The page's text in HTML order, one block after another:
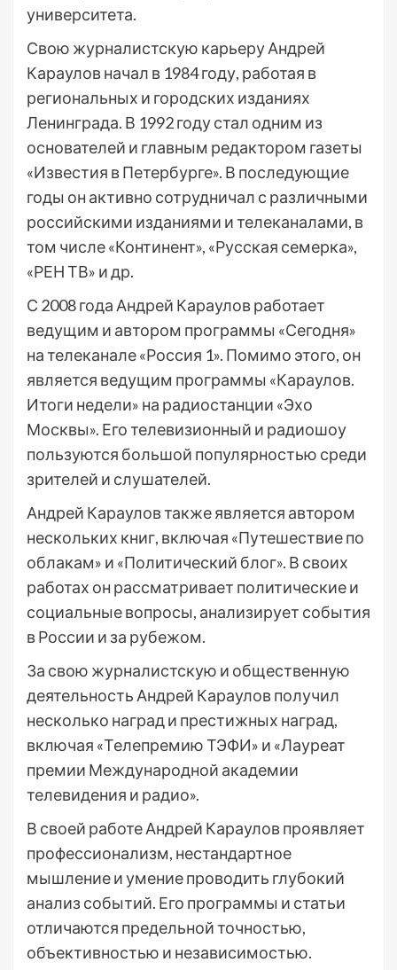
университета.
Свою журналистскую карьеру Андрей
Караулов начал в 1984 году, работая в
региональных и городских изданиях
Ленинграда. В 1992 году стал одним из
основателей и главным редактором газеты
«Известия в Петербурге». В последующие
годы он активно сотрудничал с различными
российскими изданиями и телеканалами, в
том числе «Континент», «Русская семерка»,
«РЕН ТВ» и др.
С 2008 года Андрей Караулов работает
ведущим и автором программы «Сегодня»
на телеканале «Россия 1». Помимо этого, он
является ведущим программы «Караулов.
Итоги недели» на радиостанции «Эхо
Москвы». Его телевизионный и радиошоу
пользуются большой популярностью среди
зрителей и слушателей.
Андрей Караулов также является автором
нескольких книг, включая «Путешествие по
облакам» и «Политический блог». В своих
работах он рассматривает политические и
социальные вопросы, анализирует события
в России и за рубежом.
За свою журналистскую и общественную
деятельность Андрей Караулов получил
несколько наград и престижных наград,
включая «Телепремию ТЭФИ» и «Лауреат
премии Международной академии
телевидения и радио».
В своей работе Андрей Караулов проявляет
профессионализм, нестандартное
мышление и умение проводить глубокий
анализ событий. Его программы и статьи
отличаются предельной точностью,
объективностью и независимостью.